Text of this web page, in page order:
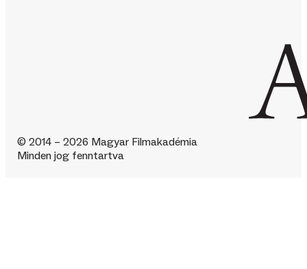
© 2014 – 2026 Magyar Filmakadémia
Minden jog fenntartva